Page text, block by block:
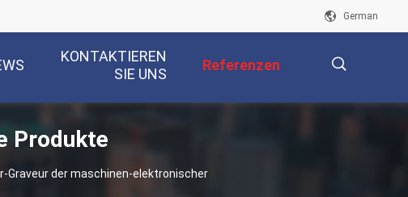
German
KONTAKTIEREN
SIE UNS
Referenzen
Produkte
Graveur der maschinen-elektronischer